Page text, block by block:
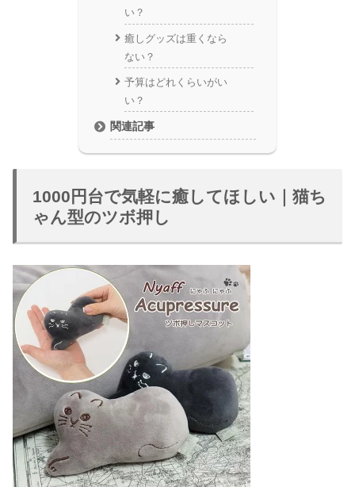
い？
癒しグッズは重くなら
ない？
予算はどれくらいがい
い？
関連記事
1000円台で気軽に癒してほしい｜猫ち
ゃん型のツボ押し